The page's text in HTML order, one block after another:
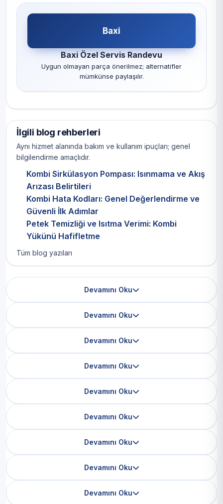
Baxi
Baxi Özel Servis Randevu
Uygun olmayan parça önerilmez; alternatifler
mümkünse paylaşılır.
İlgili blog rehberleri
Aynı hizmet alanında bakım ve kullanım ipuçları; genel
bilgilendirme amaçlıdır.
Kombi Sirkülasyon Pompası: Isınmama ve Akış
Arızası Belirtileri
Kombi Hata Kodları: Genel Değerlendirme ve
Güvenli İlk Adımlar
Petek Temizliği ve Isıtma Verimi: Kombi
Yükünü Hafifletme
Tüm blog yazıları
Devamını Oku
Devamını Oku
Devamını Oku
Devamını Oku
Devamını Oku
Devamını Oku
Devamını Oku
Devamını Oku
Devamını Oku